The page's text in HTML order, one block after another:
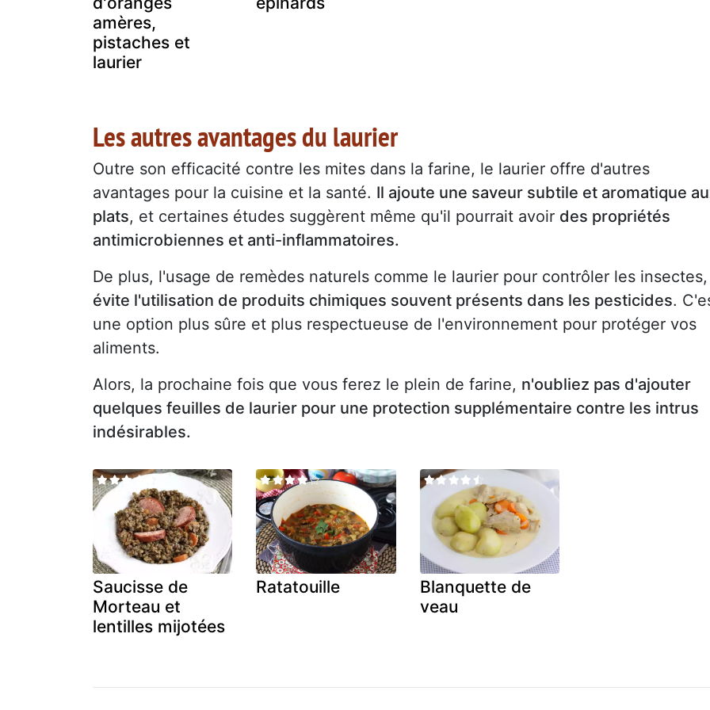
amères,
pistaches et
laurier
Les autres avantages du laurier
Outre son efficacité contre les mites dans la farine, le laurier offre d'autres
avantages pour la cuisine et la santé. Il ajoute une saveur subtile et aromatique
plats, et certaines études suggèrent même qu'il pourrait avoir des propriétés
antimicrobiennes et anti-inflammatoires.
De plus, l'usage de remèdes naturels comme le laurier pour contrôler les insectes,
évite l'utilisation de produits chimiques souvent présents dans les pesticides.
une option plus sûre et plus respectueuse de l'environnement pour protéger vos
aliments.
Alors, la prochaine fois que vous ferez le plein de farine, n'oubliez pas d'ajouter
quelques feuilles de laurier pour une protection supplémentaire contre les intrus
indésirables.
Saucisse de
Morteau et
lentilles mijotées
Ratatouille
Blanquette de
veau